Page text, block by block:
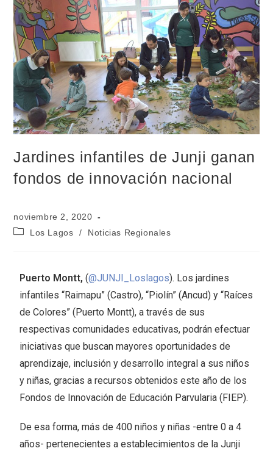
Jardines infantiles de Junji ganan
fondos de innovación nacional
noviembre 2, 2020
Los Lagos
/ Noticias Regionales
Puerto Montt, (@JUNJI_Loslagos). Los jardines
infantiles “Raimapu” (Castro), “Piolín” (Ancud) y “Raíces
de Colores” (Puerto Montt), a través de sus
respectivas comunidades educativas, podrán efectuar
iniciativas que buscan mayores oportunidades de
aprendizaje, inclusión y desarrollo integral a sus niños
y niñas, gracias a recursos obtenidos este año de los
Fondos de Innovación de Educación Parvularia (FIEP).
De esa forma, más de 400 niños y niñas -entre 0 a 4
años- pertenecientes a establecimientos de la Junji